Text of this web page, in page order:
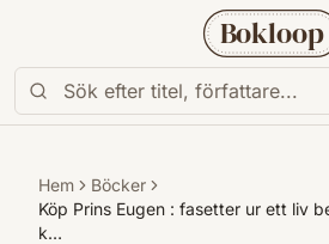
Bokloop
Hem
Böcker
Köp Prins Eugen : fasetter ur ett liv
k…